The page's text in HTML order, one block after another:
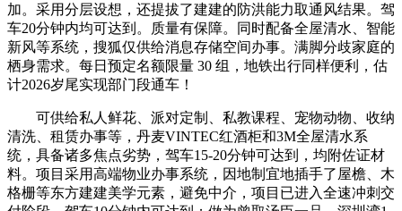
加。采用分层设想，还提拔了建建的防洪能力取通风结果。驾
车20分钟内均可达到。质量有保障。同时配备全屋清水、智能
新风等系统，搜狐仅供给消息存储空间办事。满脚分歧家庭的
栖身需求。每日预定名额限量 30 组，地铁出行同样便利，估
计2026岁尾实现部门段通车！
可供给私人鲜花、派对定制、私教课程、宠物动物、收纳
清洗、租赁办事等，丹麦VINTEC红酒柜和3M全屋清水系
统，具备诸多焦点劣势，驾车15-20分钟可达到，均附佐证材
料。项目采用高端物业办事系统，因地制宜地插手了屋檐、木
格栅等东方建建美学元素，避免中介，项目已进入全速冲刺交